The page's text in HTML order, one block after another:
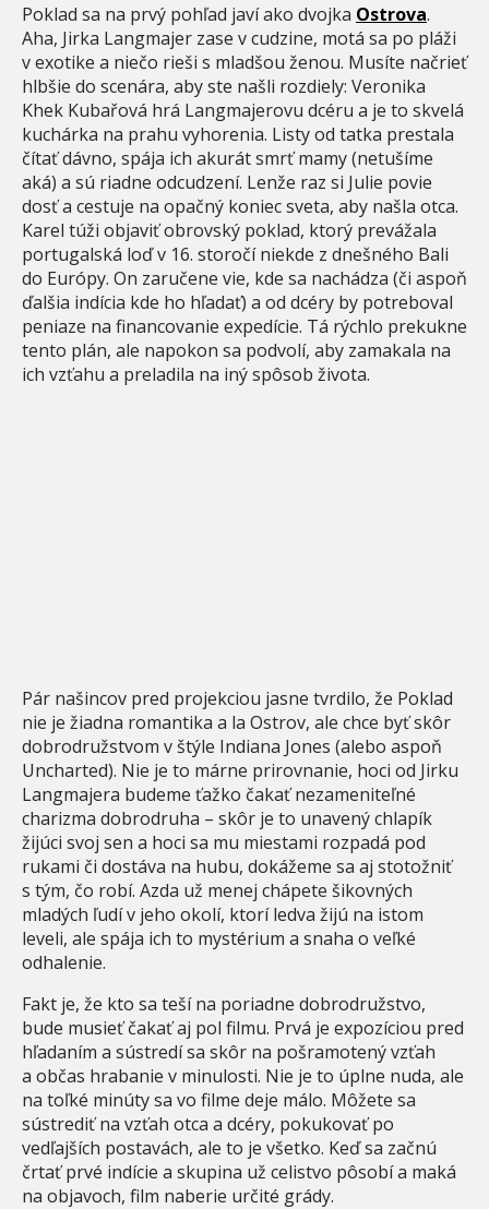
Poklad sa na prvý pohľad javí ako dvojka Ostrova.
Aha, Jirka Langmajer zase v cudzine, motá sa po pláži
v exotike a niečo rieši s mladšou ženou. Musíte načrieť
hlbšie do scenára, aby ste našli rozdiely: Veronika
Khek Kubařová hrá Langmajerovu dcéru a je to skvelá
kuchárka na prahu vyhorenia. Listy od tatka prestala
čítať dávno, spája ich akurát smrť mamy (netušíme
aká) a sú riadne odcudzení. Lenže raz si Julie povie
dosť a cestuje na opačný koniec sveta, aby našla otca.
Karel túži objaviť obrovský poklad, ktorý prevážala
portugalská loď v 16. storočí niekde z dnešného Bali
do Európy. On zaručene vie, kde sa nachádza (či aspoň
ďalšia indícia kde ho hľadať) a od dcéry by potreboval
peniaze na financovanie expedície. Tá rýchlo prekukne
tento plán, ale napokon sa podvolí, aby zamakala na
ich vzťahu a preladila na iný spôsob života.
Pár našincov pred projekciou jasne tvrdilo, že Poklad
nie je žiadna romantika a la Ostrov, ale chce byť skôr
dobrodružstvom v štýle Indiana Jones (alebo aspoň
Uncharted). Nie je to márne prirovnanie, hoci od Jirku
Langmajera budeme ťažko čakať nezameniteľné
charizma dobrodruha – skôr je to unavený chlapík
žijúci svoj sen a hoci sa mu miestami rozpadá pod
rukami či dostáva na hubu, dokážeme sa aj stotožniť
s tým, čo robí. Azda už menej chápete šikovných
mladých ľudí v jeho okolí, ktorí ledva žijú na istom
leveli, ale spája ich to mystérium a snaha o veľké
odhalenie.
Fakt je, že kto sa teší na poriadne dobrodružstvo,
bude musieť čakať aj pol filmu. Prvá je expozíciou pred
hľadaním a sústredí sa skôr na pošramotený vzťah
a občas hrabanie v minulosti. Nie je to úplne nuda, ale
na toľké minúty sa vo filme deje málo. Môžete sa
sústrediť na vzťah otca a dcéry, pokukovať po
vedľajších postavách, ale to je všetko. Keď sa začnú
črtať prvé indície a skupina už celistvo pôsobí a maká
na objavoch, film naberie určité grády.